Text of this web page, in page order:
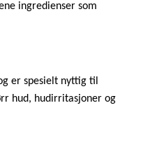
ingredienser som
er spesielt nyttig til
hud, hudirritasjoner og